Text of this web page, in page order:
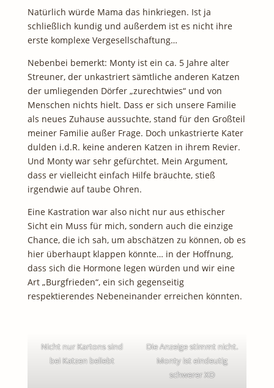
Natürlich würde Mama das hinkriegen. Ist ja
schließlich kundig und außerdem ist es nicht ihre
erste komplexe Vergesellschaftung…
Nebenbei bemerkt: Monty ist ein ca. 5 Jahre alter
Streuner, der unkastriert sämtliche anderen Katzen
der umliegenden Dörfer „zurechtwies“ und von
Menschen nichts hielt. Dass er sich unsere Familie
als neues Zuhause aussuchte, stand für den Großteil
meiner Familie außer Frage. Doch unkastrierte Kater
dulden i.d.R. keine anderen Katzen in ihrem Revier.
Und Monty war sehr gefürchtet. Mein Argument,
dass er vielleicht einfach Hilfe bräuchte, stieß
irgendwie auf taube Ohren.
Eine Kastration war also nicht nur aus ethischer
Sicht ein Muss für mich, sondern auch die einzige
Chance, die ich sah, um abschätzen zu können, ob es
hier überhaupt klappen könnte… in der Hoffnung,
dass sich die Hormone legen würden und wir eine
Art „Burgfrieden“, ein sich gegenseitig
respektierendes Nebeneinander erreichen könnten.
Nicht nur Kartons sind
bei Katzen beliebt
Die Anzeige stimmt nicht.
Monty ist eindeutig
schwerer XD